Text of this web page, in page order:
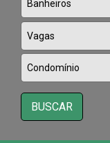
BUSCAR